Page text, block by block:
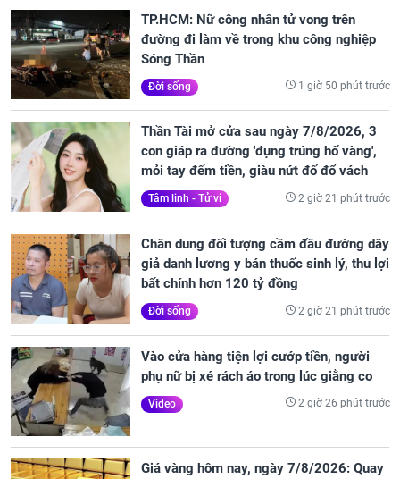
TP.HCM: Nữ công nhân tử vong trên
đường đi làm về trong khu công nghiệp
Sóng Thần
Đời sống 1 giờ 50 phút trước
Thần Tài mở cửa sau ngày 7/8/2026, 3
con giáp ra đường 'đụng trúng hố vàng',
mỏi tay đếm tiền, giàu nứt đố đổ vách
Tâm linh - Tử vi 2 giờ 21 phút trước
Chân dung đối tượng cầm đầu đường dây
giả danh lương y bán thuốc sinh lý, thu lợi
bất chính hơn 120 tỷ đồng
Đời sống 2 giờ 21 phút trước
Vào cửa hàng tiện lợi cướp tiền, người
phụ nữ bị xé rách áo trong lúc giằng co
Video 2 giờ 26 phút trước
Giá vàng hôm nay, ngày 7/8/2026: Quay